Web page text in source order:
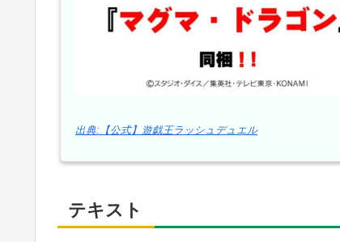
出典:【公式】遊戯王ラッシュデュエル
テキスト